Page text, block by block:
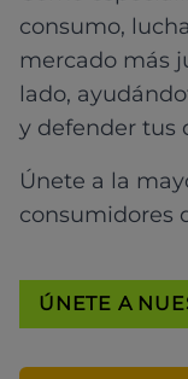
consumo,
mercado más
lado,
y defender tus
Únete a la
consumidores
ÚNETE A